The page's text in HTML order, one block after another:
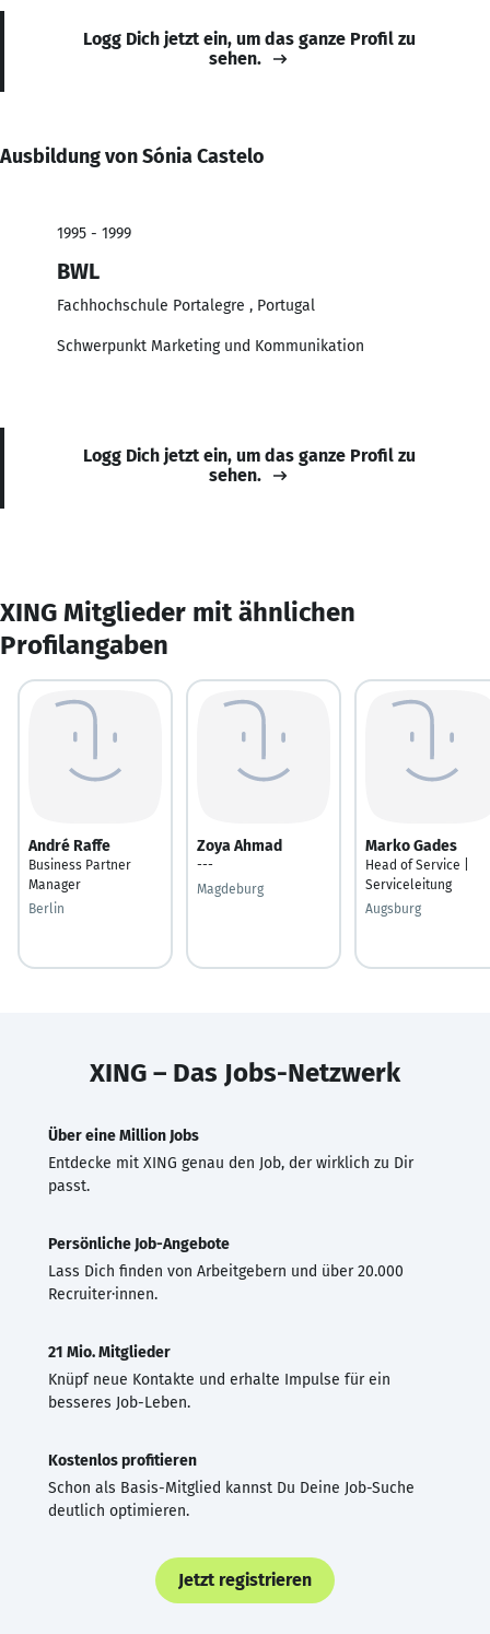
Logg Dich jetzt ein, um das ganze Profil zu
sehen.
Ausbildung von Sónia Castelo
1995 - 1999
BWL
Fachhochschule Portalegre , Portugal
Schwerpunkt Marketing und Kommunikation
Logg Dich jetzt ein, um das ganze Profil zu
sehen.
XING Mitglieder mit ähnlichen
Profilangaben
André Raffe
Business Partner
Manager
Berlin
Zoya Ahmad
---
Magdeburg
Marko Gades
Head of Service |
Serviceleitung
Augsburg
XING – Das Jobs-Netzwerk
Über eine Million Jobs
Entdecke mit XING genau den Job, der wirklich zu Dir
passt.
Persönliche Job-Angebote
Lass Dich finden von Arbeitgebern und über 20.000
Recruiter·innen.
21 Mio. Mitglieder
Knüpf neue Kontakte und erhalte Impulse für ein
besseres Job-Leben.
Kostenlos profitieren
Schon als Basis-Mitglied kannst Du Deine Job-Suche
deutlich optimieren.
Jetzt registrieren